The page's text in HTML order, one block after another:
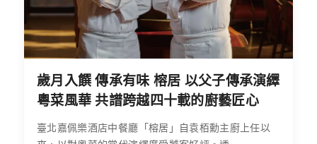
歲月入饌 傳承有味 榕居 以父子傳承演繹
粵菜風華 共譜跨越四十載的廚藝匠心
臺北嘉佩樂酒店中餐廳「榕居」自袁栢勳主廚上任以